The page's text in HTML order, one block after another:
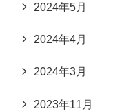
2024年5月
2024年4月
2024年3月
2023年11月